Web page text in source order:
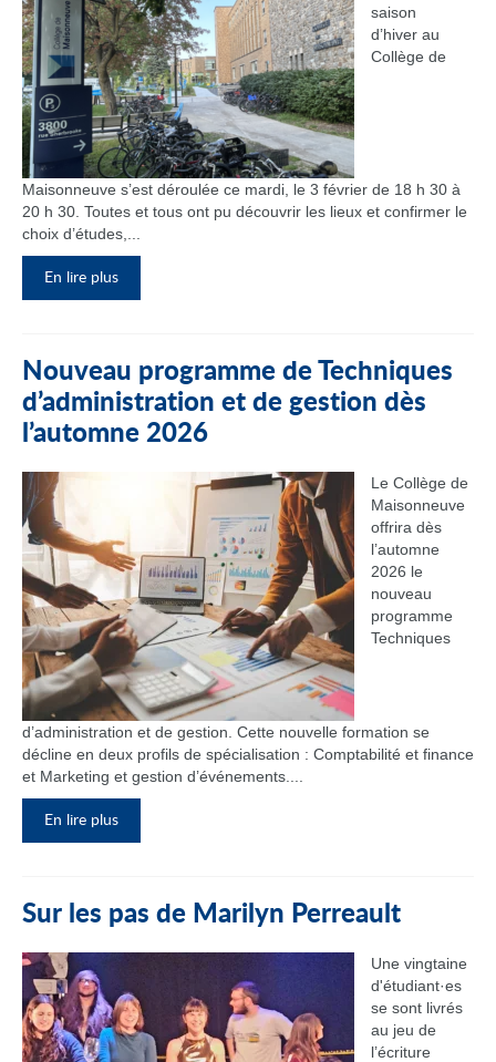
saison
d’hiver au
Collège de
Maisonneuve s’est déroulée ce mardi, le 3 février de 18 h 30 à
20 h 30. Toutes et tous ont pu découvrir les lieux et confirmer le
choix d’études,...
En lire plus
Nouveau programme de Techniques
d’administration et de gestion dès
l’automne 2026
Le Collège de
Maisonneuve
offrira dès
l’automne
2026 le
nouveau
programme
Techniques
d’administration et de gestion. Cette nouvelle formation se
décline en deux profils de spécialisation : Comptabilité et finance
et Marketing et gestion d’événements....
En lire plus
Sur les pas de Marilyn Perreault
Une vingtaine
d'étudiant·es
se sont livrés
au jeu de
l’écriture